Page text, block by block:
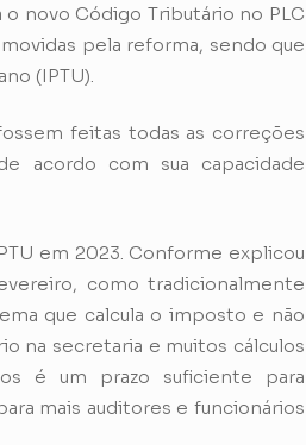
novo Código Tributário no PLC
pela reforma, sendo que
(IPTU).
feitas todas as correções
acordo com sua capacidade
em 2023. Conforme explicou
como tradicionalmente
que calcula o imposto e não
na secretaria e muitos cálculos
é um prazo suficiente para
mais auditores e funcionários